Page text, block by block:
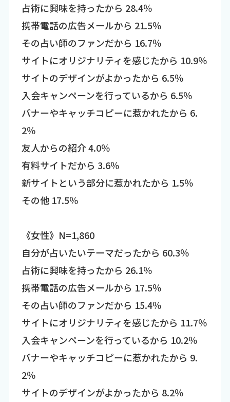
占術に興味を持ったから 28.4％
携帯電話の広告メールから 21.5％
その占い師のファンだから 16.7％
サイトにオリジナリティを感じたから 10.9％
サイトのデザインがよかったから 6.5％
入会キャンペーンを行っているから 6.5％
バナーやキャッチコピーに惹かれたから 6.
2％
友人からの紹介 4.0％
有料サイトだから 3.6％
新サイトという部分に惹かれたから 1.5％
その他 17.5％
《女性》N=1,860
自分が占いたいテーマだったから 60.3％
占術に興味を持ったから 26.1％
携帯電話の広告メールから 17.5％
その占い師のファンだから 15.4％
サイトにオリジナリティを感じたから 11.7％
入会キャンペーンを行っているから 10.2％
バナーやキャッチコピーに惹かれたから 9.
2％
サイトのデザインがよかったから 8.2％